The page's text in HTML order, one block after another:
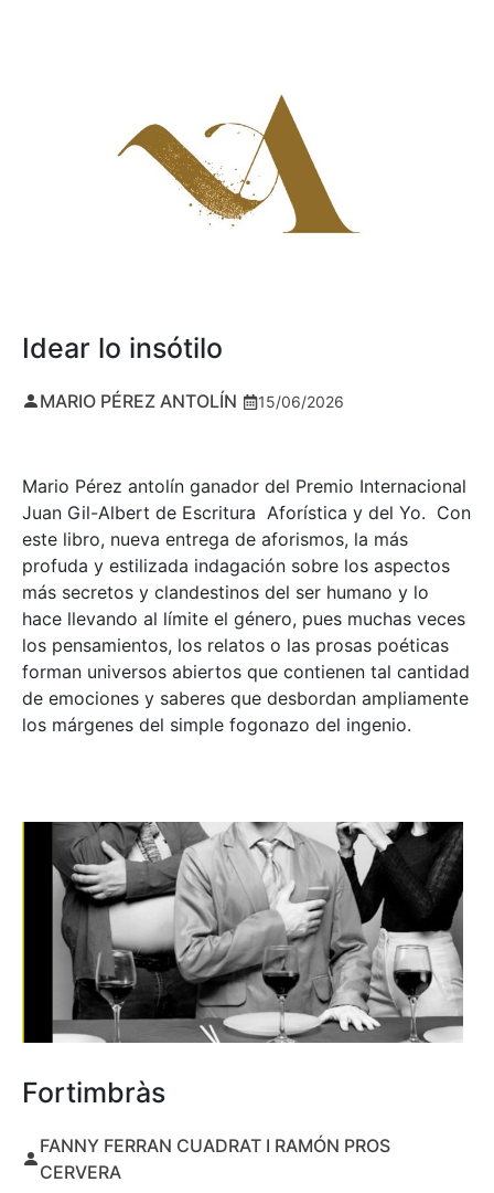
Idear lo insótilo
MARIO PÉREZ ANTOLÍN 15/06/2026
Mario Pérez antolín ganador del Premio Internacional
Juan Gil-Albert de Escritura Aforística y del Yo. Con
este libro, nueva entrega de aforismos, la más
profuda y estilizada indagación sobre los aspectos
más secretos y clandestinos del ser humano y lo
hace llevando al límite el género, pues muchas veces
los pensamientos, los relatos o las prosas poéticas
forman universos abiertos que contienen tal cantidad
de emociones y saberes que desbordan ampliamente
los márgenes del simple fogonazo del ingenio.
Fortimbràs
FANNY FERRAN CUADRAT I RAMÓN PROS
CERVERA